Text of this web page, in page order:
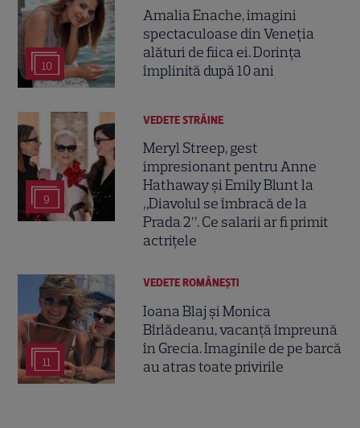
10
Amalia Enache, imagini
spectaculoase din Veneția
alături de fiica ei. Dorința
împlinită după 10 ani
9
VEDETE STRĂINE
Meryl Streep, gest
impresionant pentru Anne
Hathaway și Emily Blunt la
„Diavolul se îmbracă de la
Prada 2”. Ce salarii ar fi primit
actrițele
11
VEDETE ROMÂNEŞTI
Ioana Blaj și Monica
Bîrlădeanu, vacanță împreună
în Grecia. Imaginile de pe barcă
au atras toate privirile